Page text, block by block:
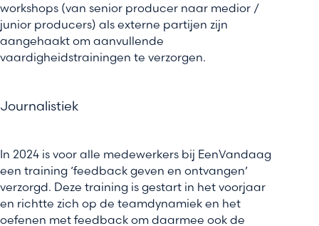
workshops (van senior producer naar medior /
junior producers) als externe partijen zijn
aangehaakt om aanvullende
vaardigheidstrainingen te verzorgen.
Journalistiek
In 2024 is voor alle medewerkers bij EenVandaag
een training ‘feedback geven en ontvangen’
verzorgd. Deze training is gestart in het voorjaar
en richtte zich op de teamdynamiek en het
oefenen met feedback om daarmee ook de